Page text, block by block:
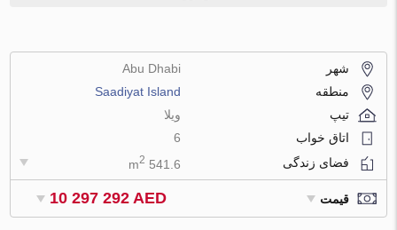
شهر
Abu Dhabi
منطقه
Saadiyat Island
تیپ
ویلا
اتاق خواب
6
فضای زندگی
541.6 m
2
قیمت 10 297 292 AED